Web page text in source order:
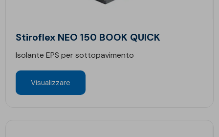
Stiroflex NEO 150 BOOK QUICK
Isolante EPS per sottopavimento
Visualizzare